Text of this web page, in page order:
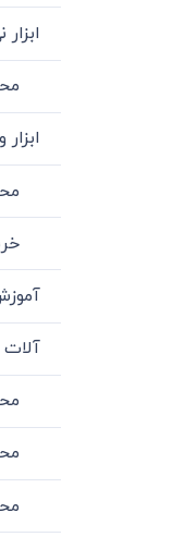
ابزار
آلات